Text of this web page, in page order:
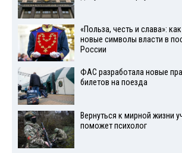
«Польза, честь и слава»:
новые символы власти в
России
ФАС разработала новые
билетов на поезда
Вернуться к мирной жизни
поможет психолог